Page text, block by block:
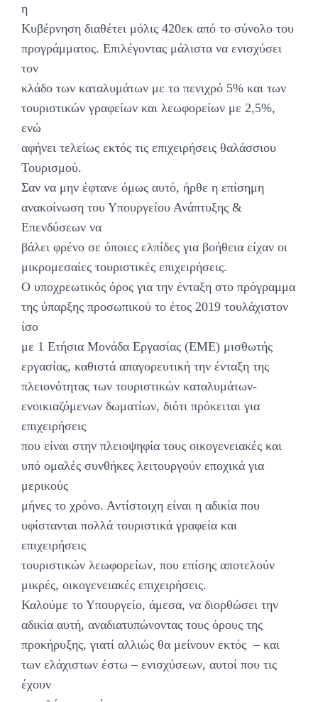
η
Κυβέρνηση διαθέτει μόλις 420εκ από το σύνολο του
προγράμματος. Επιλέγοντας μάλιστα να ενισχύσει
τον
κλάδο των καταλυμάτων με το πενιχρό 5% και των
τουριστικών γραφείων και λεωφορείων με 2,5%,
ενώ
αφήνει τελείως εκτός τις επιχειρήσεις θαλάσσιου
Τουρισμού.
Σαν να μην έφτανε όμως αυτό, ήρθε η επίσημη
ανακοίνωση του Υπουργείου Ανάπτυξης &
Επενδύσεων να
βάλει φρένο σε όποιες ελπίδες για βοήθεια είχαν οι
μικρομεσαίες τουριστικές επιχειρήσεις.
Ο υποχρεωτικός όρος για την ένταξη στο πρόγραμμα
της ύπαρξης προσωπικού το έτος 2019 τουλάχιστον
ίσο
με 1 Ετήσια Μονάδα Εργασίας (ΕΜΕ) μισθωτής
εργασίας, καθιστά απαγορευτική την ένταξη της
πλειονότητας των τουριστικών καταλυμάτων-
ενοικιαζόμενων δωματίων, διότι πρόκειται για
επιχειρήσεις
που είναι στην πλειοψηφία τους οικογενειακές και
υπό ομαλές συνθήκες λειτουργούν εποχικά για
μερικούς
μήνες το χρόνο. Αντίστοιχη είναι η αδικία που
υφίστανται πολλά τουριστικά γραφεία και
επιχειρήσεις
τουριστικών λεωφορείων, που επίσης αποτελούν
μικρές, οικογενειακές επιχειρήσεις.
Καλούμε το Υπουργείο, άμεσα, να διορθώσει την
αδικία αυτή, αναδιατυπώνοντας τους όρους της
προκήρυξης, γιατί αλλιώς θα μείνουν εκτός – και
των ελάχιστων έστω – ενισχύσεων, αυτοί που τις
έχουν